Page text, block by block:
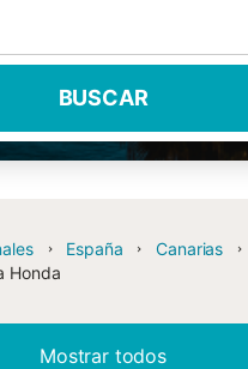
BUSCAR
España
Canarias
Honda
Mostrar todos